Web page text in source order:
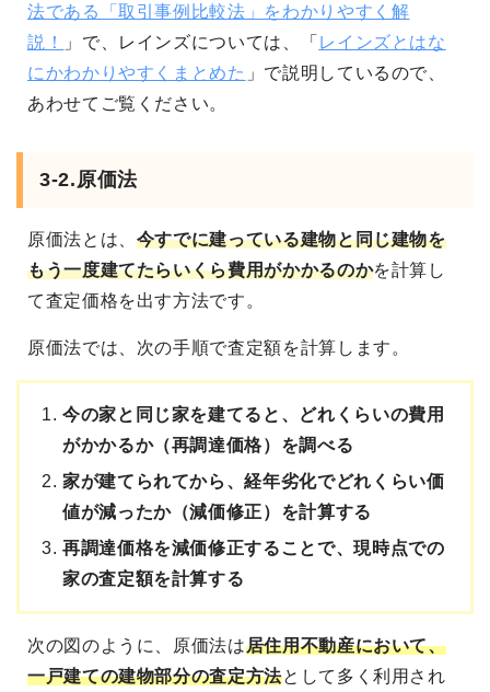
法である「取引事例比較法」をわかりやすく解
説！
」で、レインズについては、「 レインズとはな
にかわかりやすくまとめた 」で説明しているので、
あわせてご覧ください。
3-2.原価法
原価法とは、 今すでに建っている建物と同じ建物を
もう一度建てたらいくら費用がかかるのかを計算し
て査定価格を出す方法です。
原価法では、次の手順で査定額を計算します。
今の家と同じ家を建てると、どれくらいの費用
がかかるか（再調達価格）を調べる
家が建てられてから、経年劣化でどれくらい価
値が減ったか（減価修正）を計算する
再調達価格を減価修正することで、現時点での
家の査定額を計算する
次の図のように、原価法は居住用不動産において、
一戸建ての建物部分の査定方法として多く利用され